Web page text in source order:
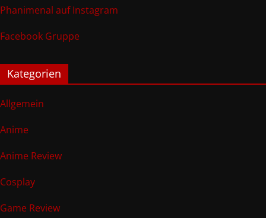
Phanimenal auf Instagram
Facebook Gruppe
Kategorien
Allgemein
Anime
Anime Review
Cosplay
Game Review